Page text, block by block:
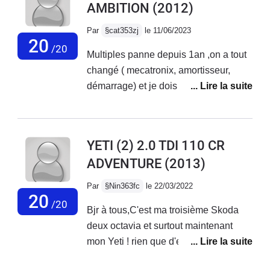
20 /20
AMBITION (2012)
Par §cat353zj le 11/06/2023
Multiples panne depuis 1an ,on a tout
changé ( mecatronix, amortisseur,
démarrage) et je dois changer
tableau de bord numérique à part
malgré batterie ok et bloc Neiman
changé, les Garagistes me
de ne pas pouvoir une fois pour toute
réparer une voiture aujourd'hui !
Surtout que super moteur et je ne veux
20 /20
YETI (2) 2.0 TDI 110 CR
ADVENTURE (2013)
Par §Nin363fc le 22/03/2022
Bjr à tous,C'est ma troisième Skoda
deux octavia et surtout maintenant
mon Yeti ! rien que d'en parler j'ai les